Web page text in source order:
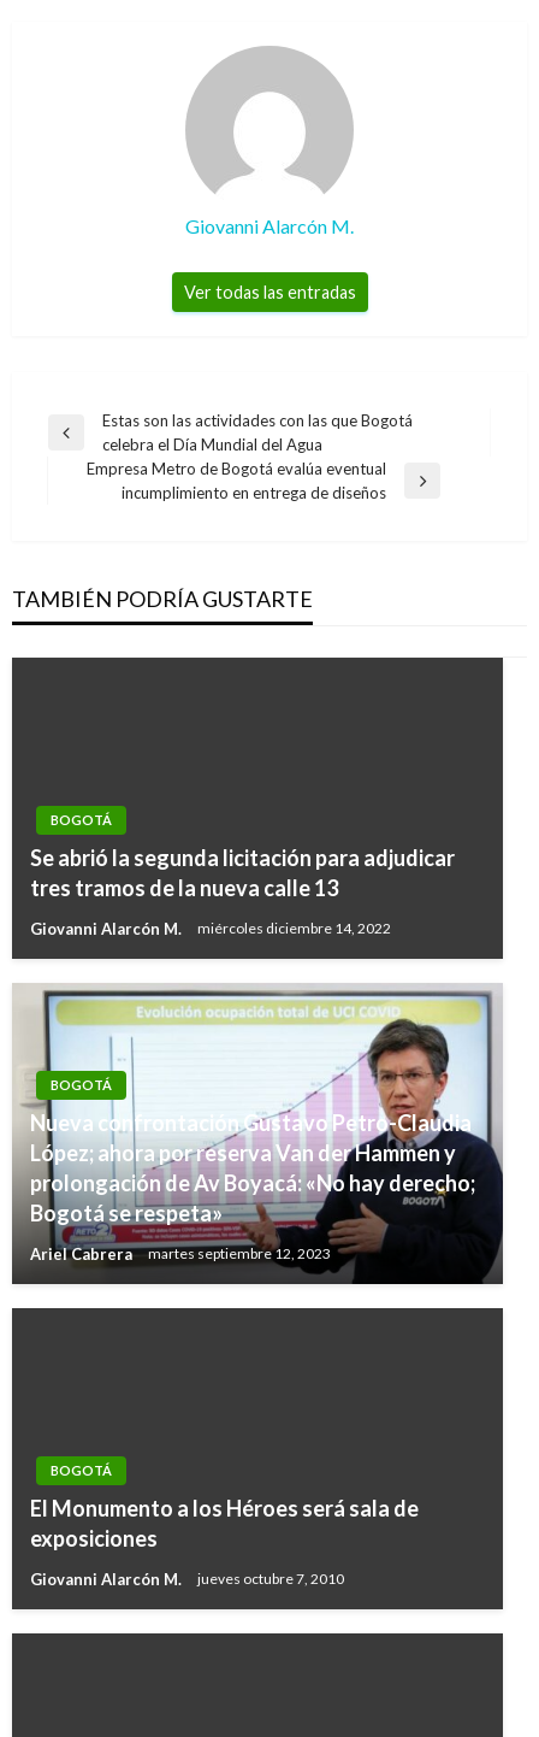
Giovanni Alarcón M.
Ver todas las entradas
Navegación
entradas
Entrada
anterior
Estas son las actividades con las que Bogotá
celebra el Día Mundial del Agua
Entrada
Empresa Metro de Bogotá evalúa eventual
incumplimiento en entrega de diseños
TAMBIÉN PODRÍA GUSTARTE
BOGOTÁ
Se abrió la segunda licitación para adjudicar
tres tramos de la nueva calle 13
Giovanni Alarcón M. miércoles diciembre 14, 2022
BOGOTÁ
Nueva confrontación Gustavo Petro-Claudia
López; ahora por reserva Van der Hammen y
prolongación de Av Boyacá: «No hay derecho;
Bogotá se respeta»
Ariel Cabrera martes septiembre 12, 2023
BOGOTÁ
El Monumento a los Héroes será sala de
exposiciones
Giovanni Alarcón M. jueves octubre 7, 2010